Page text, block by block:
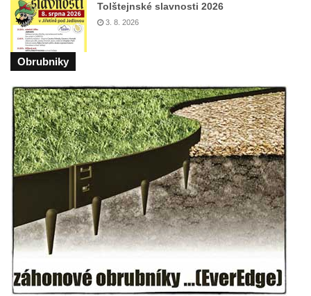
Tolštejnské slavnosti 2026
3. 8. 2026
Obrubniky